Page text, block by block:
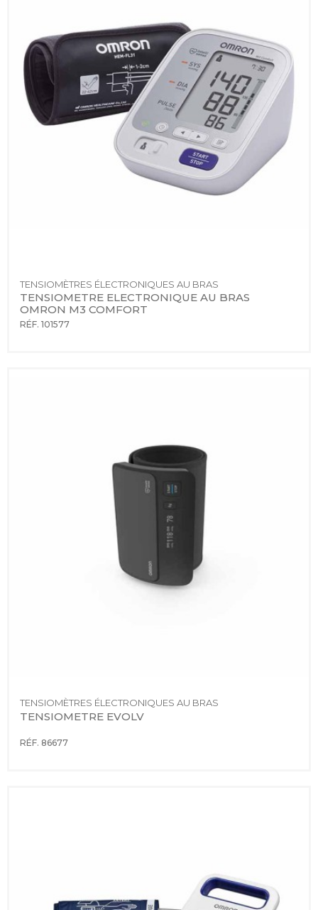
TENSIOMÈTRES ÉLECTRONIQUES AU BRAS
TENSIOMETRE ELECTRONIQUE AU BRAS
OMRON M3 COMFORT
RÉF. 101577
TENSIOMÈTRES ÉLECTRONIQUES AU BRAS
TENSIOMETRE EVOLV
RÉF. 86677